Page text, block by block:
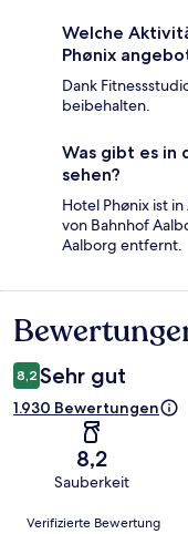
Welche
Phønix
Dank
beibehalten.
Was gibt es in
sehen?
Hotel Phønix ist
von Bahnhof
Aalborg entfernt.
Bewertungen
8,2 Sehr gut
1.930 Bewertungen
8,2
Sauberkeit
Bewertungen
Verifizierte Bewertung